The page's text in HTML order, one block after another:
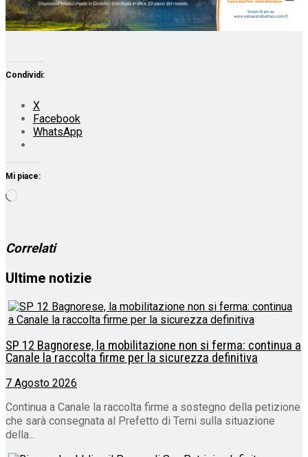
Condividi:
X
Facebook
WhatsApp
Mi piace:
Correlati
Ultime notizie
SP 12 Bagnorese, la mobilitazione non si ferma: continua a
Canale la raccolta firme per la sicurezza definitiva
7 Agosto 2026
Continua a Canale la raccolta firme a sostegno della petizione
che sarà consegnata al Prefetto di Terni sulla situazione
della...